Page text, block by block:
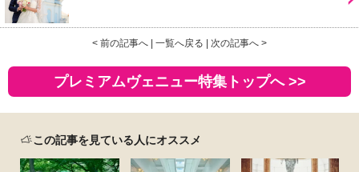
< 前の記事へ 一覧へ戻る 次の記事へ >
プレミアムヴェニュー特集トップへ >>
この記事を見ている人にオススメ